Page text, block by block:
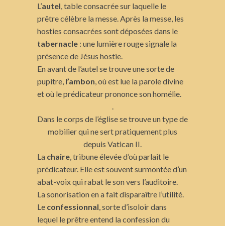
L’autel , table consacrée sur laquelle le
prêtre célèbre la messe. Après la messe, les
hosties consacrées sont déposées dans le
tabernacle : une lumière rouge signale la
présence de Jésus hostie.
En avant de l’autel se trouve une sorte de
pupitre, l’ambon , où est lue la parole divine
et où le prédicateur prononce son homélie.
Dans le corps de l’église se trouve un type de
mobilier qui ne sert pratiquement plus
depuis Vatican II.
La chaire , tribune élevée d’où parlait le
prédicateur. Elle est souvent surmontée d’un
abat-voix qui rabat le son vers l’auditoire.
La sonorisation en a fait disparaître l’utilité.
Le confessionnal , sorte d’isoloir dans
lequel le prêtre entend la confession du